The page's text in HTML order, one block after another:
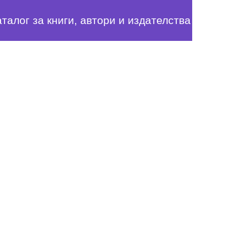
за книги, автори и издателства